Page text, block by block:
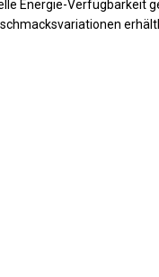
Energie-Verfügbarkeit